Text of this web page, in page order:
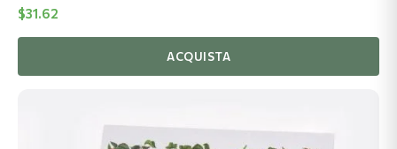
$31.62
ACQUISTA